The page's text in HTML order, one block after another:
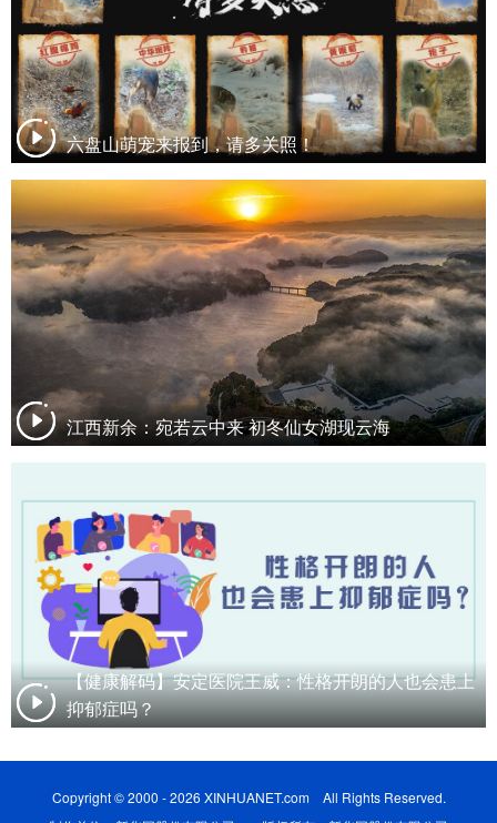
六盘山萌宠来报到，请多关照！
江西新余：宛若云中来 初冬仙女湖现云海
【健康解码】安定医院王威：性格开朗的人也会患上
抑郁症吗？
Copyright © 2000 - 2026 XINHUANET.com All Rights Reserved.